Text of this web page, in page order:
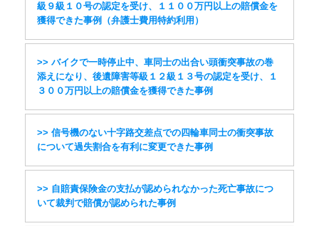
級９級１０号の認定を受け、１１００万円以上の賠償金を
獲得できた事例（弁護士費用特約利用）
>> バイクで一時停止中、車同士の出合い頭衝突事故の巻
添えになり、後遺障害等級１２級１３号の認定を受け、１
３００万円以上の賠償金を獲得できた事例
>> 信号機のない十字路交差点での四輪車同士の衝突事故
について過失割合を有利に変更できた事例
>> 自賠責保険金の支払が認められなかった死亡事故につ
いて裁判で賠償が認められた事例